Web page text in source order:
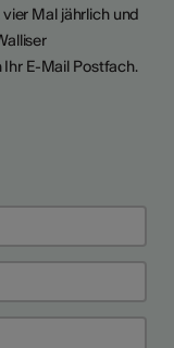
Mal jährlich und
E-Mail Postfach.